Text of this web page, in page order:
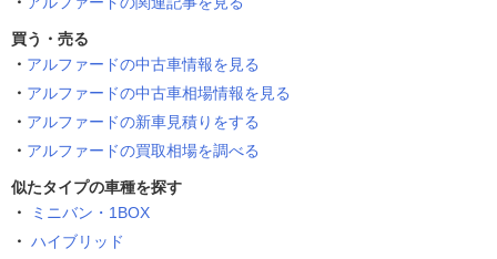
買う・売る
アルファードの中古車情報を見る
アルファードの中古車相場情報を見る
アルファードの新車見積りをする
アルファードの買取相場を調べる
似たタイプの車種を探す
ミニバン・1BOX
ハイブリッド